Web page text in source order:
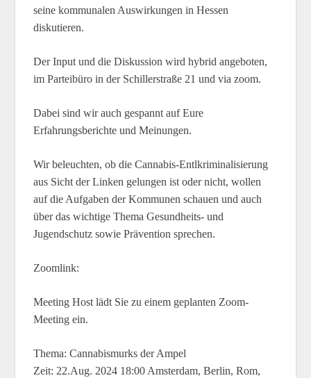
seine kommunalen Auswirkungen in Hessen
diskutieren.
Der Input und die Diskussion wird hybrid angeboten,
im Parteibüro in der Schillerstraße 21 und via zoom.
Dabei sind wir auch gespannt auf Eure
Erfahrungsberichte und Meinungen.
Wir beleuchten, ob die Cannabis-Entlkriminalisierung
aus Sicht der Linken gelungen ist oder nicht, wollen
auf die Aufgaben der Kommunen schauen und auch
über das wichtige Thema Gesundheits- und
Jugendschutz sowie Prävention sprechen.
Zoomlink:
Meeting Host lädt Sie zu einem geplanten Zoom-
Meeting ein.
Thema: Cannabismurks der Ampel
Zeit: 22.Aug. 2024 18:00 Amsterdam, Berlin, Rom,